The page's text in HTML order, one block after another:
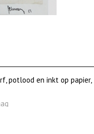
potlood en inkt op papier,